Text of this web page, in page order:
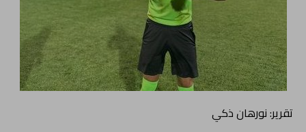
تقرير: نورهان ذكي